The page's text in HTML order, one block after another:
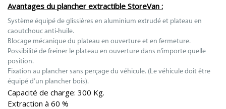
Avantages du plancher extractible StoreVan :
Système équipé de glissières en aluminium extrudé et plateau en
caoutchouc anti-huile.
Blocage mécanique du plateau en ouverture et en fermeture.
Possibilité de freiner le plateau en ouverture dans n’importe quelle
position.
Fixation au plancher sans perçage du véhicule. (Le véhicule doit être
équipé d’un plancher bois).
Capacité de charge: 300 Kg.
Extraction à 60 %